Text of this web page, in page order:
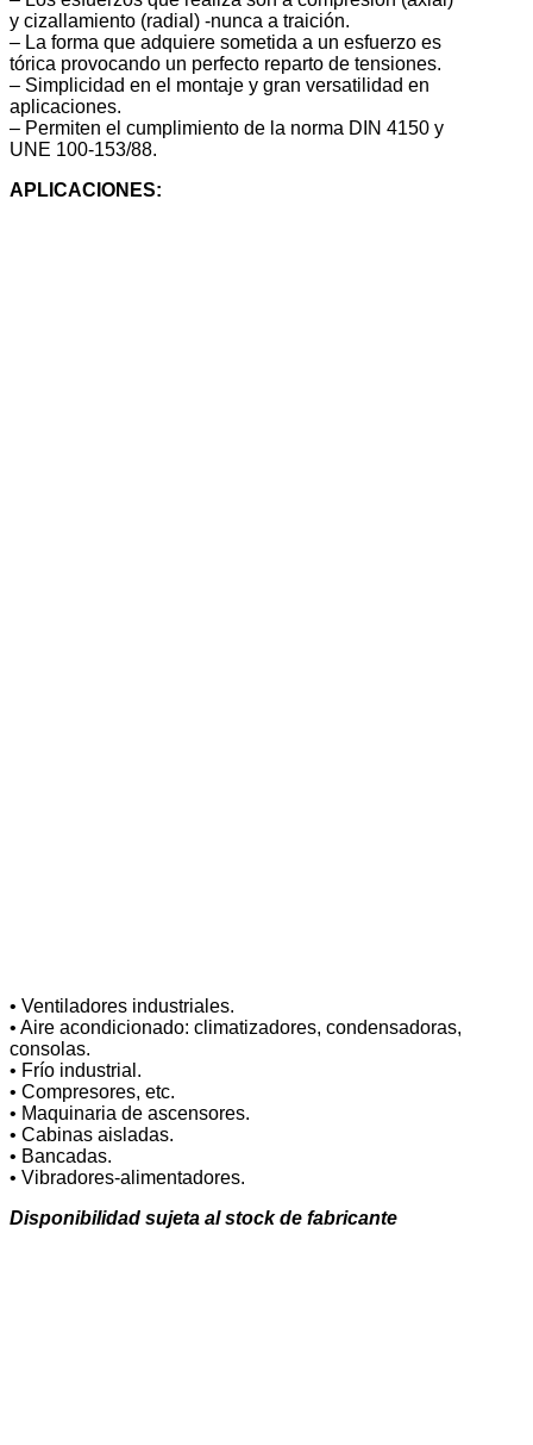
y cizallamiento (radial) -nunca a traición.
– La forma que adquiere sometida a un esfuerzo es
tórica provocando un perfecto reparto de tensiones.
– Simplicidad en el montaje y gran versatilidad en
aplicaciones.
– Permiten el cumplimiento de la norma DIN 4150 y
UNE 100-153/88.
APLICACIONES:
• Ventiladores industriales.
• Aire acondicionado: climatizadores, condensadoras,
consolas.
• Frío industrial.
• Compresores, etc.
• Maquinaria de ascensores.
• Cabinas aisladas.
• Bancadas.
• Vibradores-alimentadores.
Disponibilidad sujeta al stock de fabricante